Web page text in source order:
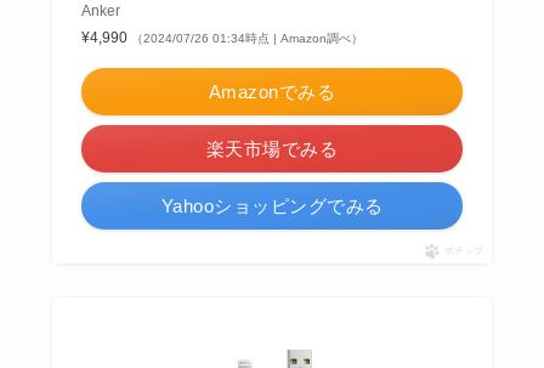
Anker
¥4,990
（2024/07/26 01:34時点 | Amazon調べ）
Amazonでみる
楽天市場でみる
Yahooショッピングでみる
ポチップ